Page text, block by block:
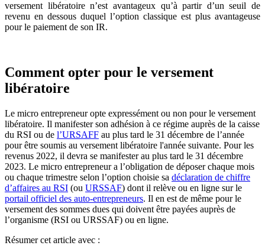
versement libératoire n’est avantageux qu’à partir d’un seuil de
revenu en dessous duquel l’option classique est plus avantageuse
pour le paiement de son IR.
Comment opter pour le versement
libératoire
Le micro entrepreneur opte expressément ou non pour le versement
libératoire. Il manifester son adhésion à ce régime auprès de la caisse
du RSI ou de l’URSAFF au plus tard le 31 décembre de l’année
pour être soumis au versement libératoire l'année suivante. Pour les
revenus 2022, il devra se manifester au plus tard le 31 décembre
2023. Le micro entrepreneur a l’obligation de déposer chaque mois
ou chaque trimestre selon l’option choisie sa déclaration de chiffre
d’affaires au RSI (ou URSSAF) dont il relève ou en ligne sur le
portail officiel des auto-entrepreneurs. Il en est de même pour le
versement des sommes dues qui doivent être payées auprès de
l’organisme (RSI ou URSSAF) ou en ligne.
Résumercet article avec :